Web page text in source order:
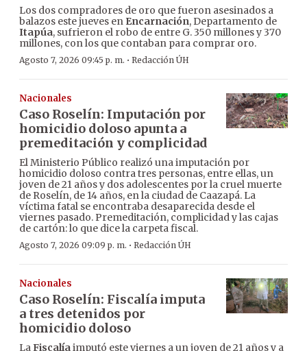
Los dos compradores de oro que fueron asesinados a
balazos este jueves en Encarnación, Departamento de
Itapúa, sufrieron el robo de entre G. 350 millones y 370
millones, con los que contaban para comprar oro.
Agosto 7, 2026 09:45 p. m. · Redacción ÚH
Nacionales
Caso Roselín: Imputación por
homicidio doloso apunta a
premeditación y complicidad
El Ministerio Público realizó una imputación por
homicidio doloso contra tres personas, entre ellas, un
joven de 21 años y dos adolescentes por la cruel muerte
de Roselín, de 14 años, en la ciudad de Caazapá. La
víctima fatal se encontraba desaparecida desde el
viernes pasado. Premeditación, complicidad y las cajas
de cartón: lo que dice la carpeta fiscal.
Agosto 7, 2026 09:09 p. m. · Redacción ÚH
Nacionales
Caso Roselín: Fiscalía imputa
a tres detenidos por
homicidio doloso
LaFiscalíaimputó este viernes a un joven de 21 años y a